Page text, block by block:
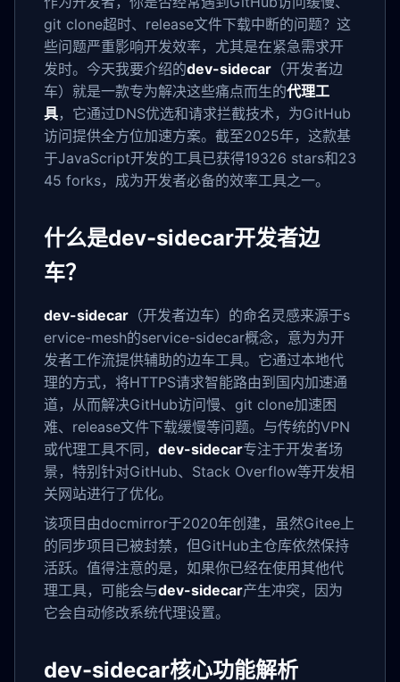
git clone超时、release文件下载中断的问题？这
些问题严重影响开发效率，尤其是在紧急需求开
发时。今天我要介绍的dev-sidecar （开发者边
车）就是一款专为解决这些痛点而生的代理工
具，它通过DNS优选和请求拦截技术，为GitHub
访问提供全方位加速方案。截至2025年，这款基
于JavaScript开发的工具已获得19326 stars和23
45 forks，成为开发者必备的效率工具之一。
什么是dev-sidecar开发者边
车？
dev-sidecar （开发者边车）的命名灵感来源于s
ervice-mesh的service-sidecar概念，意为为开
发者工作流提供辅助的边车工具。它通过本地代
理的方式，将HTTPS请求智能路由到国内加速通
道，从而解决GitHub访问慢、git clone加速困
难、release文件下载缓慢等问题。与传统的VPN
或代理工具不同， dev-sidecar专注于开发者场
景，特别针对GitHub、Stack Overflow等开发相
关网站进行了优化。
该项目由docmirror于2020年创建，虽然Gitee上
的同步项目已被封禁，但GitHub主仓库依然保持
活跃。值得注意的是，如果你已经在使用其他代
理工具，可能会与dev-sidecar产生冲突，因为
它会自动修改系统代理设置。
dev-sidecar核心功能解析